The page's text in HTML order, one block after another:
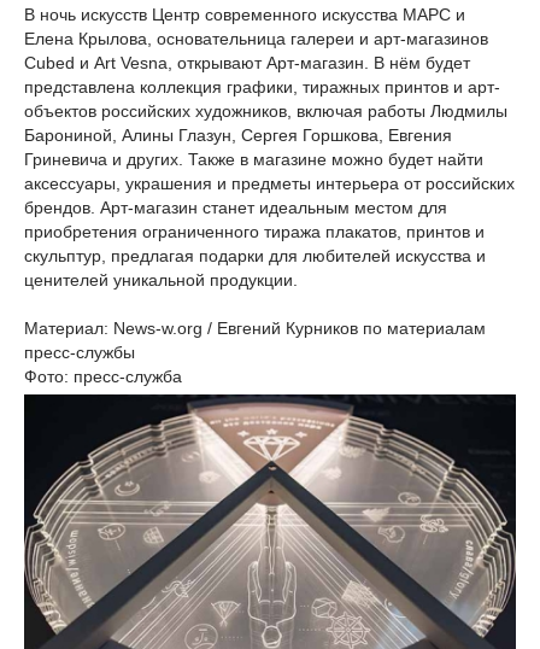
В ночь искусств Центр современного искусства МАРС и
Елена Крылова, основательница галереи и арт-магазинов
Cubed и Art Vesna, открывают Арт-магазин. В нём будет
представлена коллекция графики, тиражных принтов и арт-
объектов российских художников, включая работы Людмилы
Барониной, Алины Глазун, Сергея Горшкова, Евгения
Гриневича и других. Также в магазине можно будет найти
аксессуары, украшения и предметы интерьера от российских
брендов. Арт-магазин станет идеальным местом для
приобретения ограниченного тиража плакатов, принтов и
скульптур, предлагая подарки для любителей искусства и
ценителей уникальной продукции.
Материал: News-w.org / Евгений Курников по материалам
пресс-службы
Фото: пресс-служба